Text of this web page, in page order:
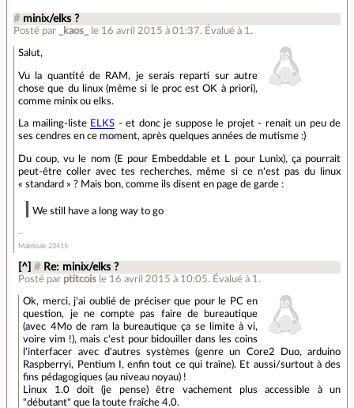
# minix/elks ?
Posté par _kaos_ le 16 avril 2015 à 01:37. Évalué à 1 .
Salut,
Vu la quantité de RAM, je serais reparti sur autre
chose que du linux (même si le proc est OK à priori),
comme minix ou elks.
La mailing-liste ELKS - et donc je suppose le projet - renait un peu de
ses cendres en ce moment, après quelques années de mutisme :)
Du coup, vu le nom (E pour Embeddable et L pour Lunix), ça pourrait
peut-être coller avec tes recherches, même si ce n'est pas du linux
« standard » ? Mais bon, comme ils disent en page de garde :
We still have a long way to go
Matricule 23415
[^] # Re: minix/elks ?
Posté par ptitcois le 16 avril 2015 à 10:05. Évalué à 1 .
Ok, merci, j'ai oublié de préciser que pour le PC en
question, je ne compte pas faire de bureautique
(avec 4Mo de ram la bureautique ça se limite à vi,
voire vim !), mais c'est pour bidouiller dans les coins
l'interfacer avec d'autres systèmes (genre un Core2 Duo, arduino
Raspberryi, Pentium I, enfin tout ce qui traîne). Et aussi/surtout à des
fins pédagogiques (au niveau noyau) !
Linux 1.0 doit (je pense) être vachement plus accessible à un
"débutant" que la toute fraîche 4.0.